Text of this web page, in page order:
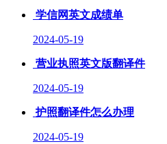
学信网英文成绩单
2024-05-19
营业执照英文版翻译件
2024-05-19
护照翻译件怎么办理
2024-05-19